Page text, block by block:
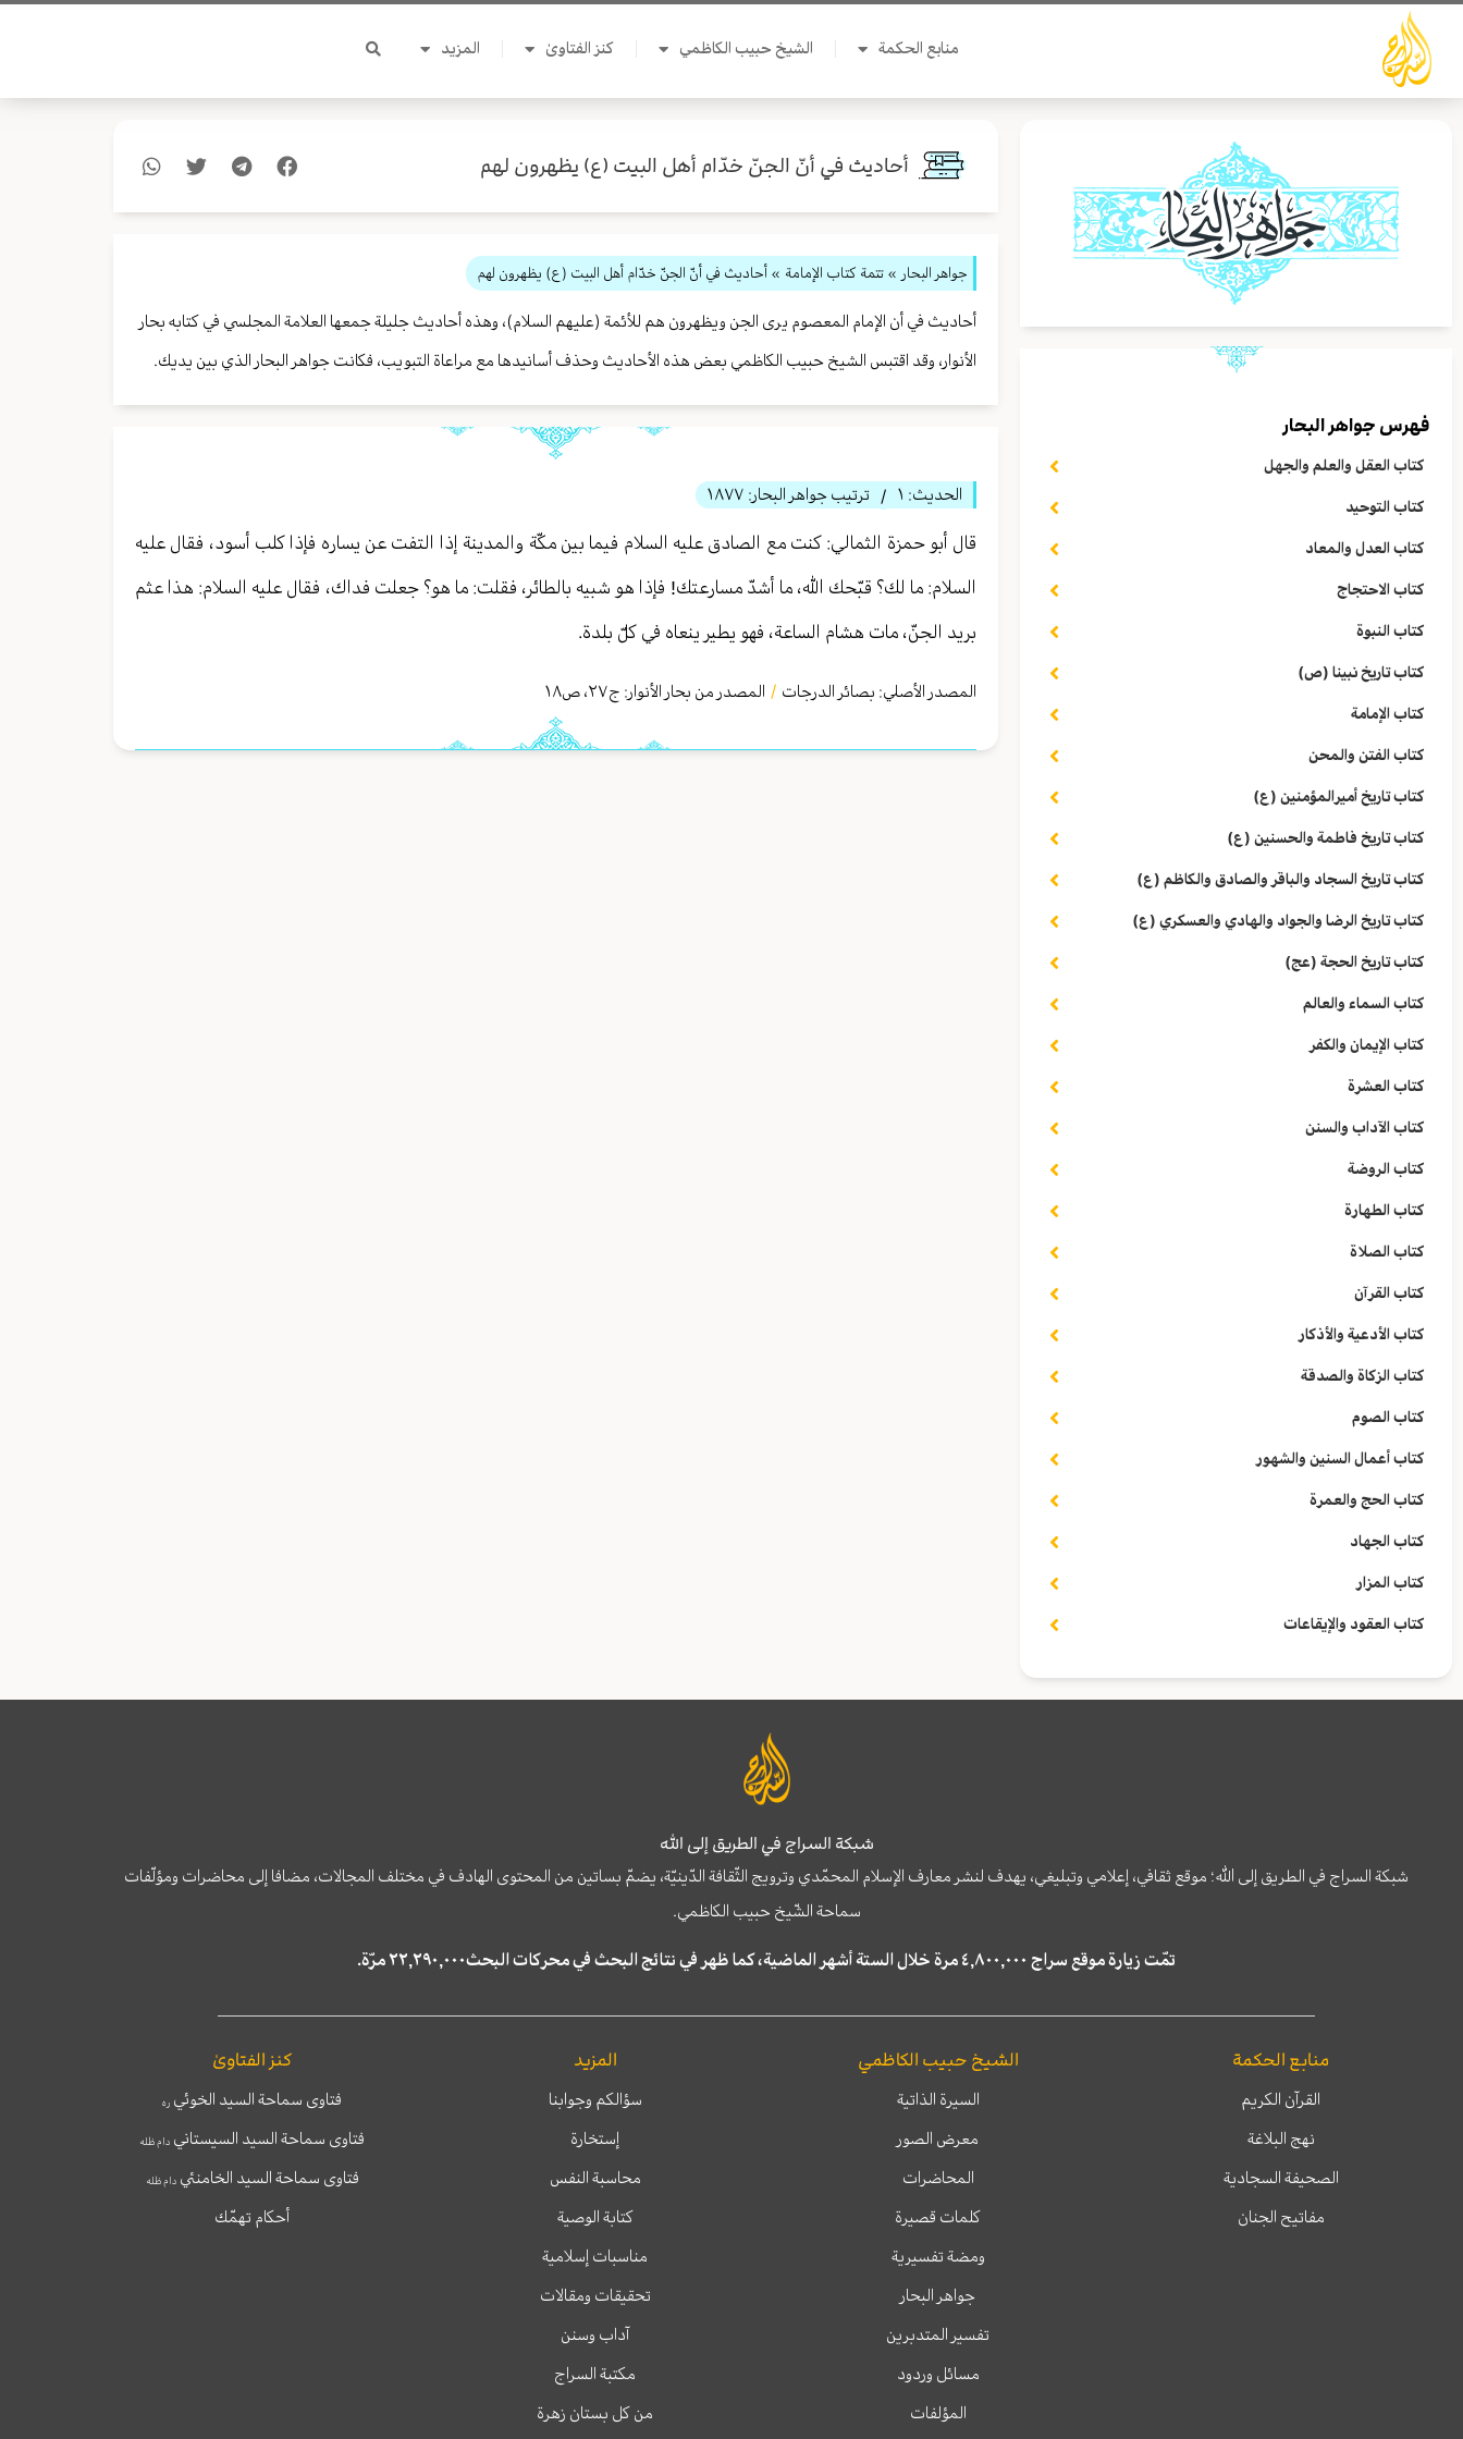
تخطي
المحتوى
منابع الحكمة الشيخ حبيب الكاظمي كنز الفتاوىٰ المزيد
فهرس جواهر البحار
كتاب العقل والعلم والجهل
كتاب التوحيد
كتاب العدل والمعاد
كتاب الاحتجاج
كتاب النبوة
كتاب تاريخ نبينا (ص)
كتاب الإمامة
كتاب الفتن والمحن
كتاب تاريخ أميرالمؤمنين (ع)
كتاب تاريخ فاطمة والحسنين (ع)
كتاب تاريخ السجاد والباقر والصادق والكاظم (ع)
كتاب تاريخ الرضا والجواد والهادي والعسكري (ع)
كتاب تاريخ الحجة (عج)
كتاب السماء والعالم
كتاب الإيمان والكفر
كتاب العشرة
كتاب الآداب والسنن
كتاب الروضة
كتاب الطهارة
كتاب الصلاة
كتاب القرآن
كتاب الأدعية والأذكار
كتاب الزكاة والصدقة
كتاب الصوم
كتاب أعمال السنين والشهور
كتاب الحج والعمرة
كتاب الجهاد
كتاب المزار
كتاب العقود والإيقاعات
أحاديث في أنّ الجنّ خدّام أهل البيت (ع) يظهرون لهم
جواهر البحار » تتمة كتاب الإمامة » أحاديث في أنّ الجنّ خدّام أهل البيت (ع) يظهرون لهم
أحاديث في أن الإمام المعصوم يرى الجن ويظهرون هم للأئمة (عليهم السلام)، وهذه أحاديث جليلة جمعها العلامة المجلسي في كتابه بحار
الأنوار، وقد اقتبس الشيخ حبيب الكاظمي بعض هذه الأحاديث وحذف أسانيدها مع مراعاة التبويب، فكانت جواهر البحار الذي بين يديك.
الحديث: ١ / ترتيب جواهر البحار: ١٨٧٧
قال أبو حمزة الثمالي: كنت مع الصادق عليه السلام فيما بين مكّة والمدينة إذا التفت عن يساره فإذا كلب أسود، فقال عليه
السلام: ما لك؟ قبّحك الله، ما أشدّ مسارعتك! فإذا هو شبيه بالطائر، فقلت: ما هو؟ جعلت فداك، فقال عليه السلام: هذا عثم
بريد الجنّ، مات هشام الساعة، فهو يطير ينعاه في كلّ بلدة.
المصدر الأصلي: بصائر الدرجات / المصدر من بحار الأنوار: ج٢٧، ص١٨
شبكة السراج في الطريق إلى الله
شبكة السراج في الطريق إلى الله؛ موقع ثقافي، إعلامي وتبليغي، يهدف لنشر معارف الإسلام المحمّدي وترويج الثّقافة الدّينيّة، يضمّ بساتين من المحتوى الهادف في مختلف المجالات، مضافا إلى محاضرات ومؤلّفات
سماحة الشّيخ حبيب الكاظمي.
تمّت زيارة موقع سراج ٤,٨٠٠,٠٠٠ مرة خلال الستة أشهر الماضية، كما ظهر في نتائج البحث في محركات البحث٢٢,٢٩٠,٠٠٠ مرّة.
منابع الحكمة
القرآن الكريم
نهج البلاغة
الصحيفة السجادية
مفاتيح الجنان
الشيخ حبيب الكاظمي
السيرة الذاتية
معرض الصور
المحاضرات
كلمات قصيرة
ومضة تفسيرية
جواهر البحار
تفسير المتدبرين
مسائل وردود
المؤلفات
المزيد
سؤالكم وجوابنا
إستخارة
محاسبة النفس
كتابة الوصية
مناسبات إسلامية
تحقيقات ومقالات
آداب وسنن
مكتبة السراج
من كل بستان زهرة
كنز الفتاوىٰ
فتاوى سماحة السيد الخوئي ره
فتاوى سماحة السيد السيستاني دام ظله
فتاوى سماحة السيد الخامنئيدام ظله
أحكام تهمّك